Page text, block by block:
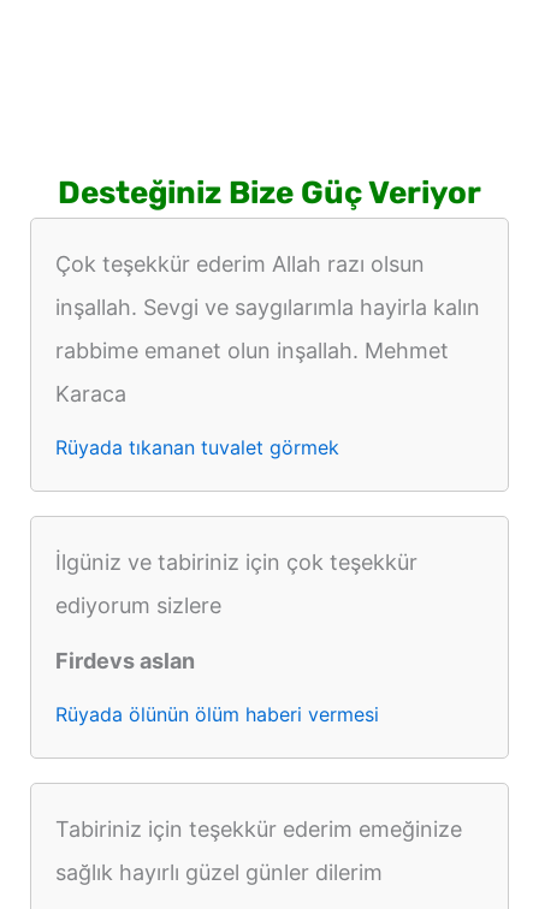
Desteğiniz Bize Güç Veriyor
Çok teşekkür ederim Allah razı olsun
inşallah. Sevgi ve saygılarımla hayirla kalın
rabbime emanet olun inşallah. Mehmet
Karaca
Rüyada tıkanan tuvalet görmek
İlgüniz ve tabiriniz için çok teşekkür
ediyorum sizlere
Firdevs aslan
Rüyada ölünün ölüm haberi vermesi
Tabiriniz için teşekkür ederim emeğinize
sağlık hayırlı güzel günler dilerim